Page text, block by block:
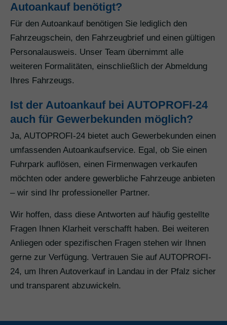
Autoankauf benötigt?
Für den Autoankauf benötigen Sie lediglich den
Fahrzeugschein, den Fahrzeugbrief und einen gültigen
Personalausweis. Unser Team übernimmt alle
weiteren Formalitäten, einschließlich der Abmeldung
Ihres Fahrzeugs.
Ist der Autoankauf bei AUTOPROFI-24
auch für Gewerbekunden möglich?
Ja, AUTOPROFI-24 bietet auch Gewerbekunden einen
umfassenden Autoankaufservice. Egal, ob Sie einen
Fuhrpark auflösen, einen Firmenwagen verkaufen
möchten oder andere gewerbliche Fahrzeuge anbieten
– wir sind Ihr professioneller Partner.
Wir hoffen, dass diese Antworten auf häufig gestellte
Fragen Ihnen Klarheit verschafft haben. Bei weiteren
Anliegen oder spezifischen Fragen stehen wir Ihnen
gerne zur Verfügung. Vertrauen Sie auf AUTOPROFI-
24, um Ihren Autoverkauf in Landau in der Pfalz sicher
und transparent abzuwickeln.